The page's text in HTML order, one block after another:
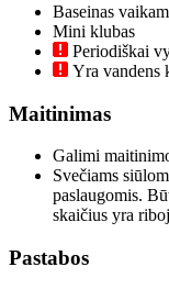
Baseinas
Mini klubas
Periodiškai
Yra vandens
Maitinimas
Galimi
Svečiams
paslaugomis.
skaičius yra
Pastabos